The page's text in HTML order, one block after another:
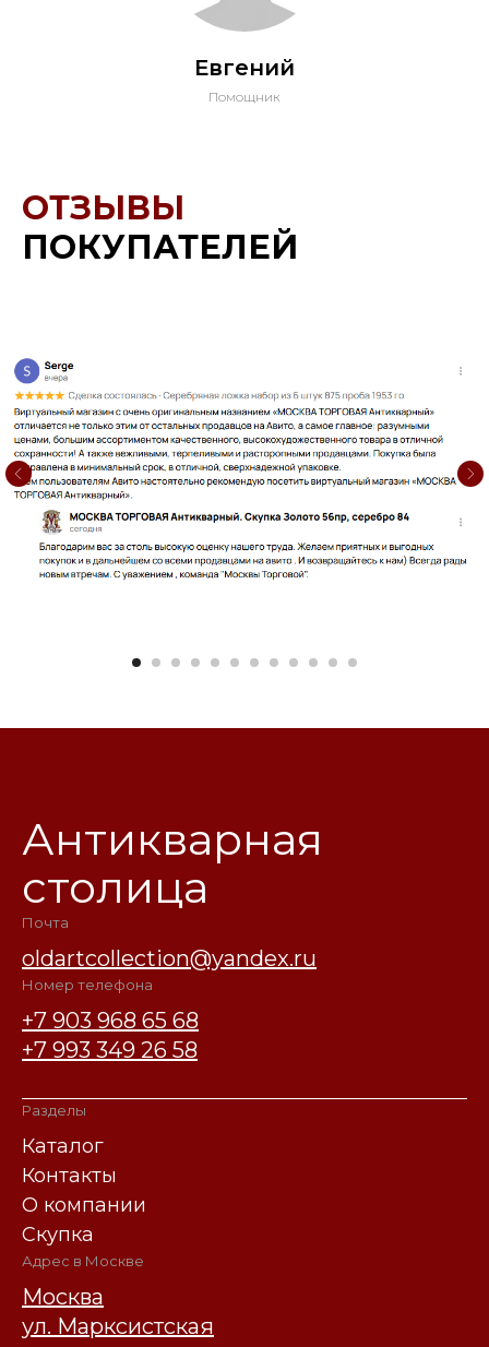
Евгений
Помощник
ОТЗЫВЫ
ПОКУПАТЕЛЕЙ
Антикварная
столица
Почта
oldartcollection@yandex.ru
Номер телефона
+7 903 968 65 68
+7 993 349 26 58
Разделы
Каталог
Контакты
О компании
Скупка
Адрес в Москве
Москва
ул. Марксистская